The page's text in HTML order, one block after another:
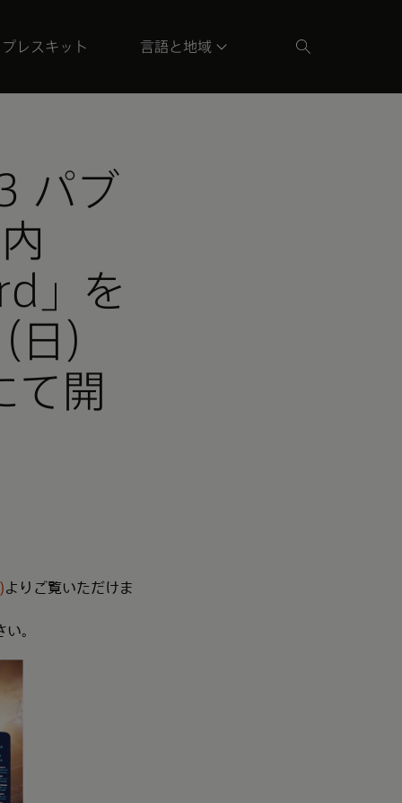
プレスキット 言語と地域
パブ
」を
）
て開
よりご覧いただけま
。